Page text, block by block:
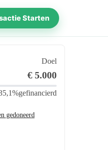
Starten
Doel
€ 5.000
gefinancierd
gedoneerd